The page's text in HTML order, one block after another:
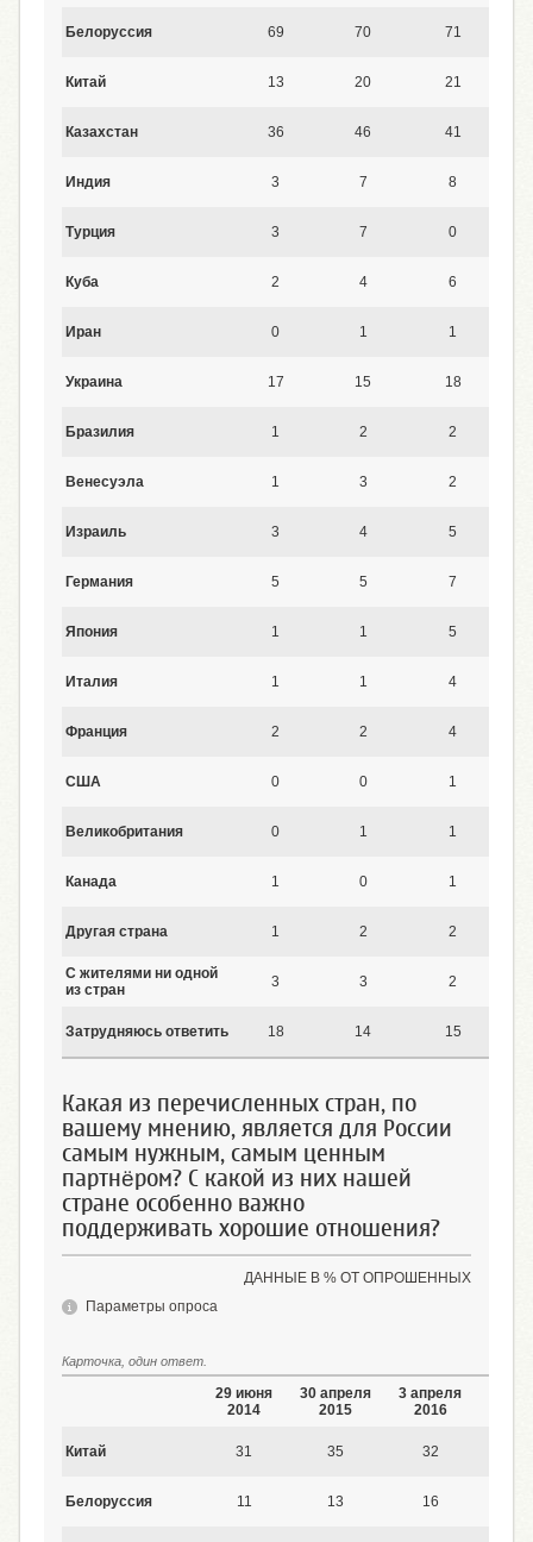
Белоруссия 69 70 71
Китай 13 20 21
Казахстан 36 46 41
Индия 3 7 8
Турция 3 7 0
Куба 2 4 6
Иран 0 1 1
Украина 17 15 18
Бразилия 1 2 2
Венесуэла 1 3 2
Израиль 3 4 5
Германия 5 5 7
Япония 1 1 5
Италия 1 1 4
Франция 2 2 4
США 0 0 1
Великобритания 0 1 1
Канада 1 0 1
Другая страна 1 2 2
С жителями ни одной
из стран
3 3 2
Затрудняюсь ответить 18 14 15
Какая из перечисленных стран, по
вашему мнению, является для России
самым нужным, самым ценным
партнёром? С какой из них нашей
стране особенно важно
поддерживать хорошие отношения?
ДАННЫЕ В % ОТ ОПРОШЕННЫХ
Параметры опроса
Карточка, один ответ.
29 июня
2014
30 апреля
2015
3 апреля
2016
Китай 31 35 32
Белоруссия 11 13 16